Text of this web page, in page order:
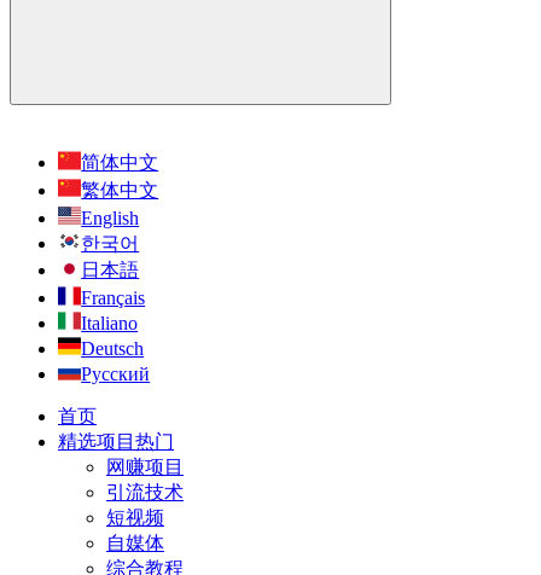
简体中文
繁体中文
English
한국어
日本語
Français
Italiano
Deutsch
Русский
首页
精选项目 热门
网赚项目
引流技术
短视频
自媒体
综合教程